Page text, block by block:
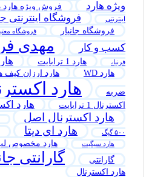
ویژه هارد
فروش ویژه
اینترنتی
فروشگاه اینترنتی
فروشگاه جانیار فروشگاه
کسب و کار
مهدی
فرنیا،
هارد 1 ترابایت هارد
هارد WD
هارد ارزان کیف
ضربه
هارد
اکسترنال 1 ترابایت
هارد
هارد اکسترنال اصل
۵۰۰ گیگ
هارد ای دیتا
هارد سیگیت
هارد مخصوص
گارانتی
گارانتی
هارد اکسترنال